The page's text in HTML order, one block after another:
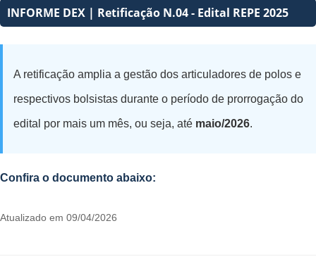
INFORME DEX | Retificação N.04 - Edital REPE 2025
A retificação amplia a gestão dos articuladores de polos e
respectivos bolsistas durante o período de prorrogação do
edital por mais um mês, ou seja, até maio/2026.
Confira o documento abaixo:
Atualizado em 09/04/2026